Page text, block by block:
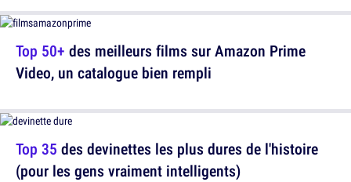
Top 35 des devinettes les plus dures de l'histoire
(pour les gens vraiment intelligents)
Top 50+ des meilleurs films sur Amazon Prime
Video, un catalogue bien rempli